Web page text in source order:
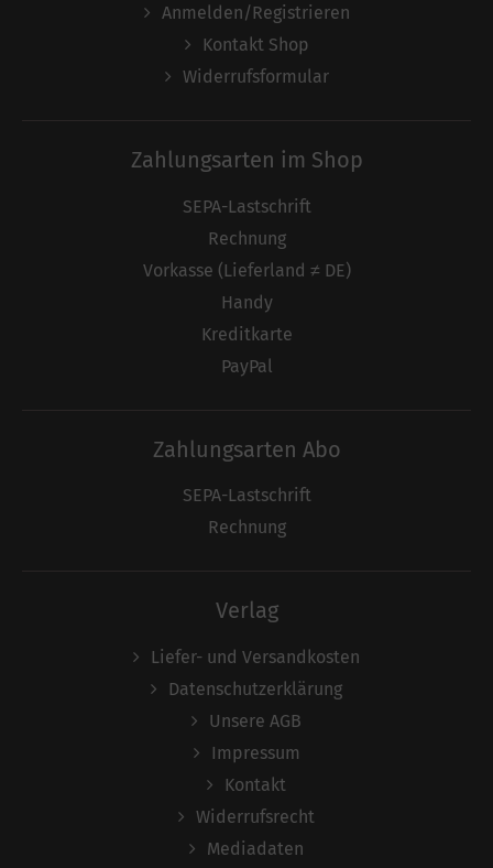
Anmelden/Registrieren
Kontakt Shop
Widerrufsformular
Zahlungsarten im Shop
SEPA-Lastschrift
Rechnung
Vorkasse (Lieferland ≠ DE)
Handy
Kreditkarte
PayPal
Zahlungsarten Abo
SEPA-Lastschrift
Rechnung
Verlag
Liefer- und Versandkosten
Datenschutzerklärung
Unsere AGB
Impressum
Kontakt
Widerrufsrecht
Mediadaten